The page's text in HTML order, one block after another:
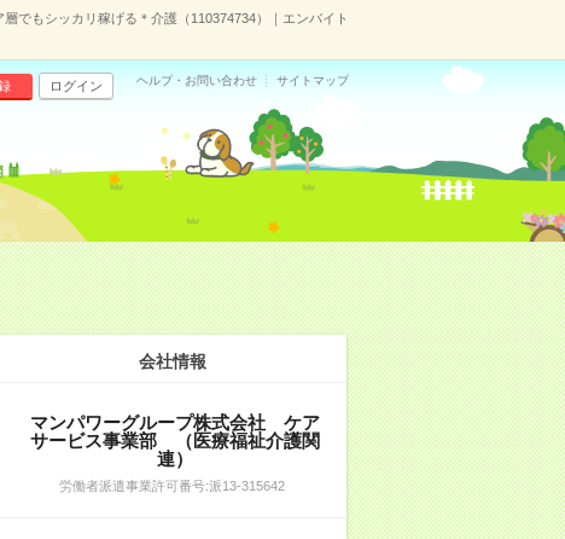
でもシッカリ稼げる＊介護（110374734）｜エンバイト
ログイン ヘルプ・お問い合わせ サイトマップ
会社情報
マンパワーグループ株式会社 ケア
サービス事業部 （医療福祉介護関
連）
労働者派遣事業許可番号:派13-315642